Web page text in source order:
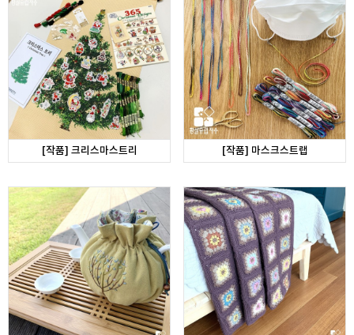
[작품] 크리스마스트리 [작품] 마스크스트랩